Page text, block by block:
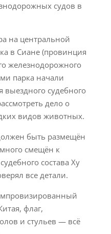
судов в
на центральной
в Сиане (провинция
железнодорожного
парка начали
выездного судебного
дело о
видов животных.
быть размещён
смещён к
состава Ху
все детали.
флаг,
и стульев — всё